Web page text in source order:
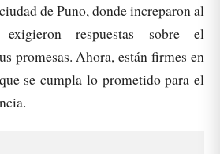
de Puno, donde increparon al
respuestas sobre el
promesas. Ahora, están firmes en
se cumpla lo prometido para el